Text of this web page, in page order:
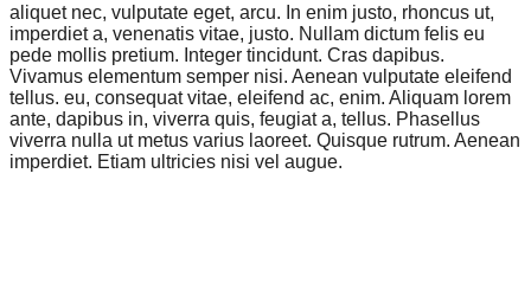
aliquet nec, vulputate eget, arcu. In enim justo, rhoncus ut,
imperdiet a, venenatis vitae, justo. Nullam dictum felis eu
pede mollis pretium. Integer tincidunt. Cras dapibus.
Vivamus elementum semper nisi. Aenean vulputate eleifend
tellus. eu, consequat vitae, eleifend ac, enim. Aliquam lorem
ante, dapibus in, viverra quis, feugiat a, tellus. Phasellus
viverra nulla ut metus varius laoreet. Quisque rutrum. Aenean
imperdiet. Etiam ultricies nisi vel augue.